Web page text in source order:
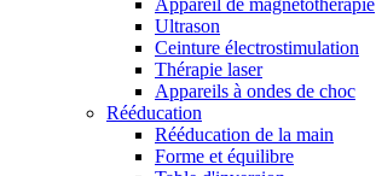
Appareil de magnétothérapie
Ultrason
Ceinture électrostimulation
Thérapie laser
Appareils à ondes de choc
Rééducation
Rééducation de la main
Forme et équilibre